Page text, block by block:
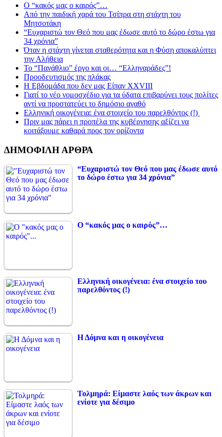
Ο “κακός μας ο καιρός”…
Από την παιδική χαρά του Τσίπρα στη στάχτη του
Μητσοτάκη
“Ευχαριστώ τον Θεό που μας έδωσε αυτό το δώρο έστω για
34 χρόνια”
Όταν η στάχτη γίνεται σταθερότητα και η Φύση αποκαλύπτει
την Αλήθεια
Το “Πανάθλιο” έργο και οι… “Ελληναράδες”!
Προοδευτισμός της πλάκας
Η Εβδομάδα που δεν μας Είπαν XXVIII
Γιατί το νέο νομοσχέδιο για τα ύδατα επιβαρύνει τους πολίτες
αντί να προστατεύει το δημόσιο αγαθό
Ελληνική οικογένεια: ένα στοιχείο του παρελθόντος (!)
Πριν μας πάρει η προπέλα της κυβέρνησης αξίζει να
κοιτάξουμε καθαρά προς τον ορίζοντα
ΔΗΜΟΦΙΛΗ ΑΡΘΡΑ
“Ευχαριστώ τον Θεό που μας έδωσε αυτό
το δώρο έστω για 34 χρόνια”
Ο “κακός μας ο καιρός”…
Ελληνική οικογένεια: ένα στοιχείο του
παρελθόντος (!)
Η Δόμνα και η οικογένεια
Τολμηρά: Είμαστε λαός των άκρων και
ενίοτε για δέσιμο